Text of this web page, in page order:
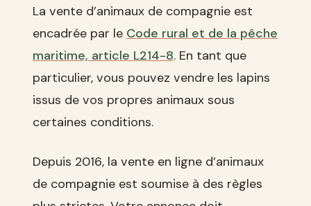
La vente d’animaux de compagnie est
encadrée par le Code rural et de la pêche
maritime, article L214-8. En tant que
particulier, vous pouvez vendre les lapins
issus de vos propres animaux sous
certaines conditions.
Depuis 2016, la vente en ligne d’animaux
de compagnie est soumise à des règles